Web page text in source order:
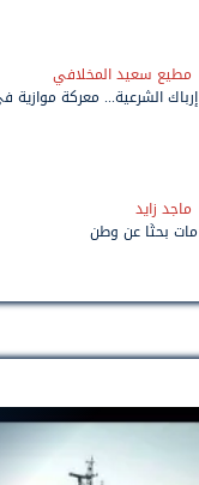
مطيع سعيد المخلافي
إرباك الشرعية... معركة
ماجد زايد
مات بحثًا عن وطن